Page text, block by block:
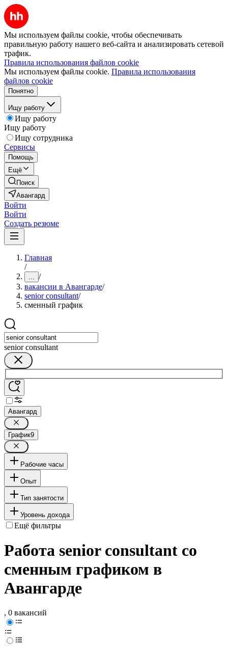
Мы используем файлы cookie, чтобы обеспечивать
правильную работу нашего веб-сайта и анализировать сетевой
трафик.
Правила использования файлов cookie
Мы используем файлы cookie. Правила использования
файлов cookie
Понятно
Ищу работу
Ищу работу
Ищу работу
Ищу сотрудника
Сервисы
Помощь
Ещё
Поиск
Авангард
Войти
Войти
Создать резюме
Главная
/
... /
вакансии в Авангарде/
senior consultant/
сменный график
senior consultant
Авангард
График9
Рабочие часы
Опыт
Тип занятости
Уровень дохода
Ещё фильтры
Работа senior consultant со
сменным графиком в
Авангарде
, 0 вакансий